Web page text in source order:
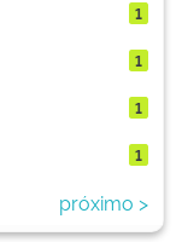
1
1
1
1
próximo >